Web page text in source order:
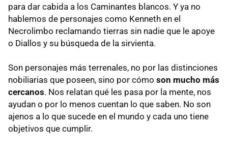
para dar cabida a los Caminantes blancos. Y ya no
hablemos de personajes como Kenneth en el
Necrolimbo reclamando tierras sin nadie que le apoye
o Diallos y su búsqueda de la sirvienta.
Son personajes más terrenales, no por las distinciones
nobiliarias que poseen, sino por cómo son mucho más
cercanos. Nos relatan qué les pasa por la mente, nos
ayudan o por lo menos cuentan lo que saben. No son
ajenos a lo que sucede en el mundo y cada uno tiene
objetivos que cumplir.